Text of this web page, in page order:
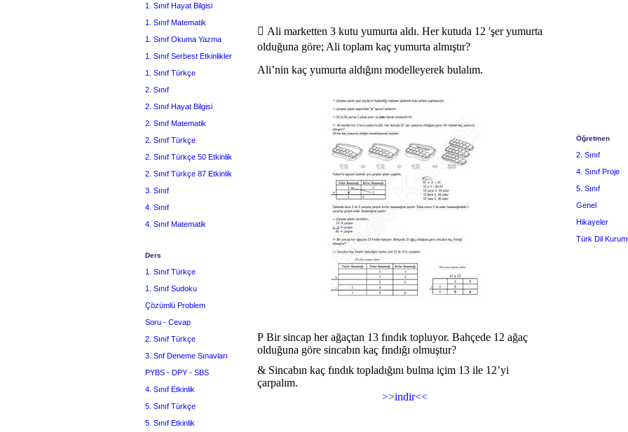
 Ali marketten 3 kutu yumurta aldı. Her kutuda 12 'şer yumurta
olduğuna göre; Ali toplam kaç yumurta almıştır?
Ali’nin kaç yumurta aldığını modelleyerek bulalım.
P Bir sincap her ağaçtan 13 fındık topluyor. Bahçede 12 ağaç
olduğuna göre sincabın kaç fındığı olmuştur?
& Sincabın kaç fındık topladığını bulma içim 13 ile 12’yi
çarpalım.
>>indir<<
1. Sınıf Hayat Bilgisi
1. Sınıf Matematik
1. Sınıf Okuma Yazma
1. Sınıf Serbest Etkinlikler
1. Sınıf Türkçe
2. Sınıf
2. Sınıf Hayat Bilgisi
2. Sınıf Matematik
2. Sınıf Türkçe
2. Sınıf Türkçe 50 Etkinlik
2. Sınıf Türkçe 87 Etkinlik
3. Sınıf
4. Sınıf
4. Sınıf Matematik
Ders
1. Sınıf Türkçe
1. Sınıf Sudoku
Çözümlü Problem
Soru - Cevap
2. Sınıf Türkçe
3. Snf Deneme Sınavları
PYBS - DPY - SBS
4. Sınıf Etkinlik
5. Sınıf Türkçe
5. Sınıf Etkinlik
Öğretmen
2. Sınıf
4. Sınıf Proje
5. Sınıf
Genel
Hikayeler
Türk Dil